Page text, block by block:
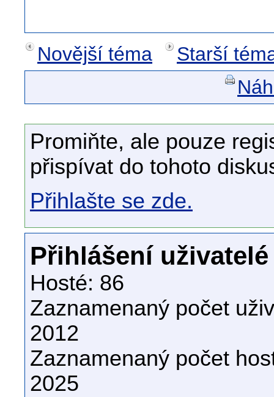
Novější téma
Starší
Promiňte, ale pouze
přispívat do tohoto
Přihlašte se zde.
Přihlášení uživatelé
Hosté: 86
Zaznamenaný počet
2012
Zaznamenaný počet
2025